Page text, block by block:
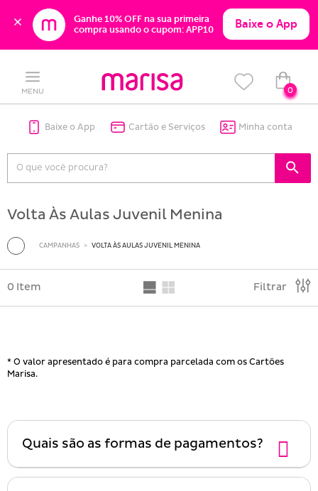
Ganhe 10% OFF na sua primeira
compra usando o cupom: APP10
Baixe o App
content
navigation
MENU 0
Baixe o App Cartão e Serviços Minha conta
Volta Às Aulas Juvenil Menina
CAMPANHAS VOLTA ÀS AULAS JUVENIL MENINA
0 Item Filtrar
* O valor apresentado é para compra parcelada com os Cartões
Marisa.
Quais são as formas de pagamentos?